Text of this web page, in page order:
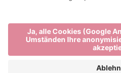
produced by